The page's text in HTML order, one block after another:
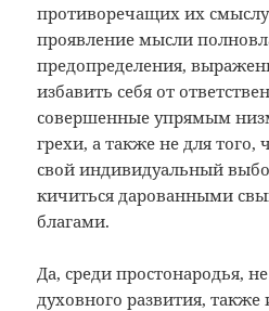
противоречащих их
проявление мысли
предопределения,
избавить себя от
совершенные упрямым
грехи, а также не для того,
свой индивидуальный
кичиться дарованными
благами.
Да, среди простонародья,
духовного развития, также